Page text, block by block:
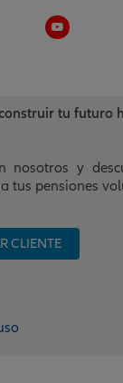
Y
o
u
tu futuro
nosotros y
tus pensiones
CLIENTE